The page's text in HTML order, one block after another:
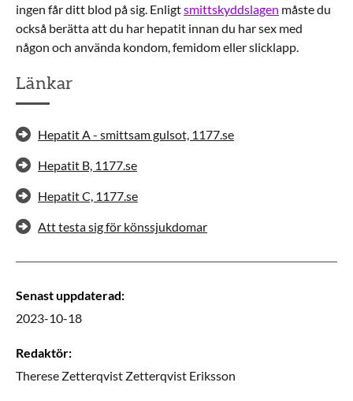
ingen får ditt blod på sig. Enligtsmittskyddslagen måste du
också berätta att du har hepatit innan du har sex med
någon och använda kondom, femidom eller slicklapp.
Länkar
Hepatit A - smittsam gulsot, 1177.se
Hepatit B, 1177.se
Hepatit C, 1177.se
Att testa sig för könssjukdomar
Senast uppdaterad:
2023-10-18
Redaktör:
Therese Zetterqvist Zetterqvist Eriksson